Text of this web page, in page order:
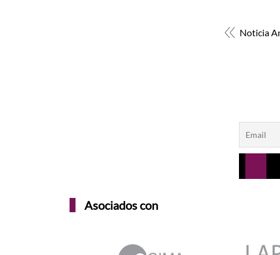
Noticia
Asociados con